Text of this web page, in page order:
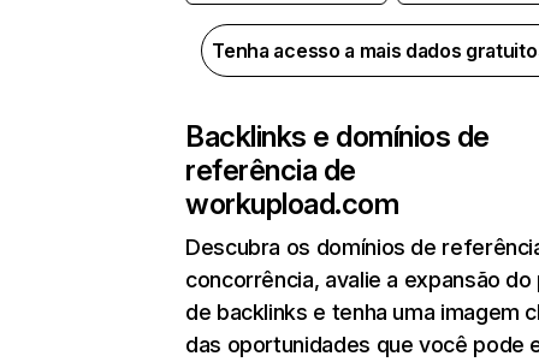
Tenha acesso a mais dados
Backlinks e domínios de
referência de
workupload.com
Descubra os domínios de
concorrência, avalie a expansão
de backlinks e tenha uma imagem
das oportunidades que você pode